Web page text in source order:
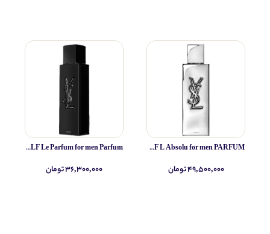
Yves Saint Laurent MYSLF L Absolu for men PARFUM
۴۹,۵۰۰,۰۰۰ تومان
Yves Saint Laurent MYSLF Le Parfum for men Parfum
۳۶,۳۰۰,۰۰۰ تومان